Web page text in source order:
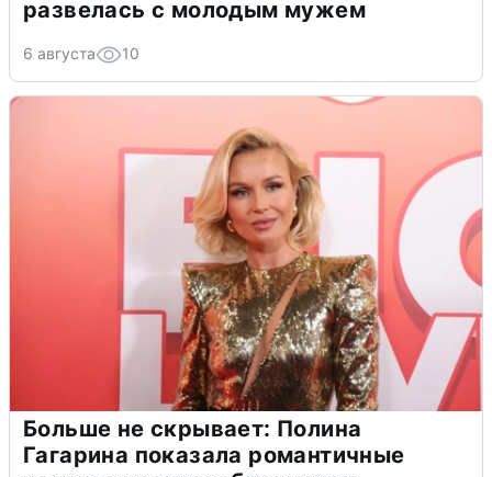
развелась с молодым мужем
6 августа 10
Больше не скрывает: Полина
Гагарина показала романтичные